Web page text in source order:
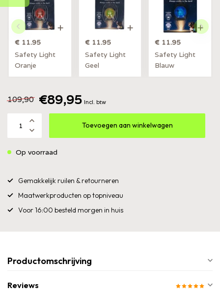
€ 11.95
Safety Light
Oranje
€ 11.95
Safety Light
Geel
€ 11.95
Safety Light
Blauw
109,90 €89,95 Incl. btw
Toevoegen aan winkelwagen
Op voorraad
Gemakkelijk ruilen & retourneren
Maatwerkproducten op topniveau
Voor 16:00 besteld morgen in huis
Productomschrijving
Reviews